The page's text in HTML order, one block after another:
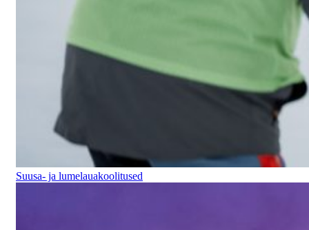
Suusa- ja lumelauakoolitused